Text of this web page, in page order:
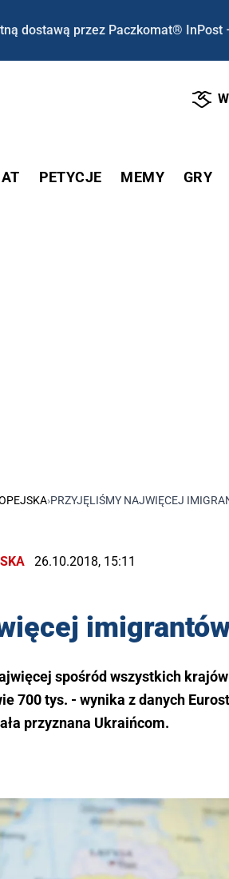
dostawą przez Paczkomat®
PETYCJE MEMY GRY
›PRZYJĘLIŚMY NAJWIĘCEJ
26.10.2018, 15:11
spośród wszystkich
700 tys. - wynika z danych
przyznana Ukraińcom.